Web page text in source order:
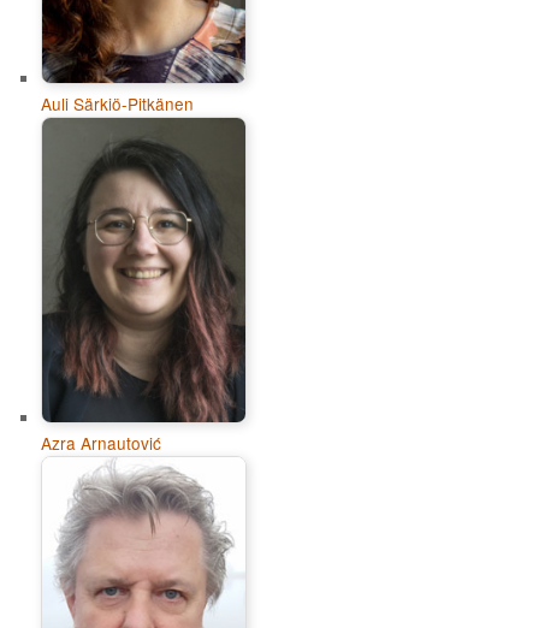
Auli Särkiö-Pitkänen
Azra Arnautović